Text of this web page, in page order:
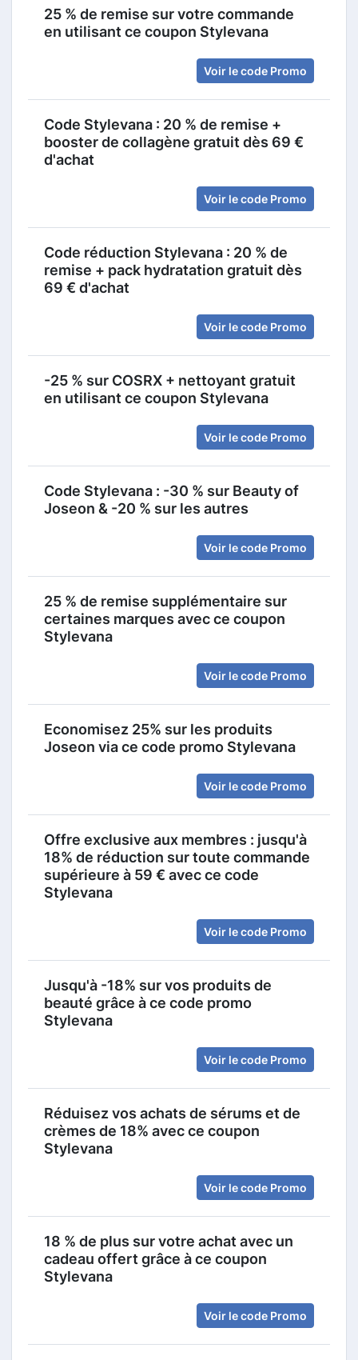
25 % de remise sur votre commande
en utilisant ce coupon Stylevana
Voir le code Promo
Code Stylevana : 20 % de remise +
booster de collagène gratuit dès 69 €
d'achat
Voir le code Promo
Code réduction Stylevana : 20 % de
remise + pack hydratation gratuit dès
69 € d'achat
Voir le code Promo
-25 % sur COSRX + nettoyant gratuit
en utilisant ce coupon Stylevana
Voir le code Promo
Code Stylevana : -30 % sur Beauty of
Joseon & -20 % sur les autres
Voir le code Promo
25 % de remise supplémentaire sur
certaines marques avec ce coupon
Stylevana
Voir le code Promo
Economisez 25% sur les produits
Joseon via ce code promo Stylevana
Voir le code Promo
Offre exclusive aux membres : jusqu'à
18% de réduction sur toute commande
supérieure à 59 € avec ce code
Stylevana
Voir le code Promo
Jusqu'à -18% sur vos produits de
beauté grâce à ce code promo
Stylevana
Voir le code Promo
Réduisez vos achats de sérums et de
crèmes de 18% avec ce coupon
Stylevana
Voir le code Promo
18 % de plus sur votre achat avec un
cadeau offert grâce à ce coupon
Stylevana
Voir le code Promo